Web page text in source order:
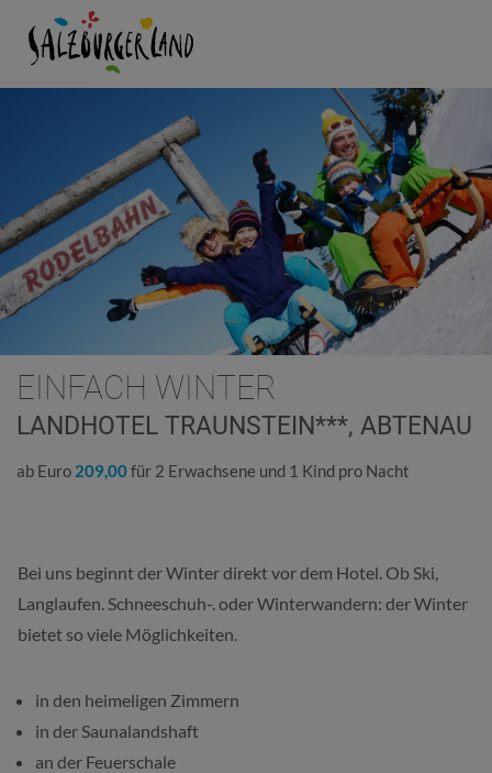
EINFACH WINTER
LANDHOTEL TRAUNSTEIN***, ABTENAU
ab Euro 209,00für 2 Erwachsene und 1 Kind pro Nacht
Bei uns beginnt der Winter direkt vor dem Hotel. Ob Ski,
Langlaufen. Schneeschuh-. oder Winterwandern: der Winter
bietet so viele Möglichkeiten.
in den heimeligen Zimmern
in der Saunalandshaft
an der Feuerschale